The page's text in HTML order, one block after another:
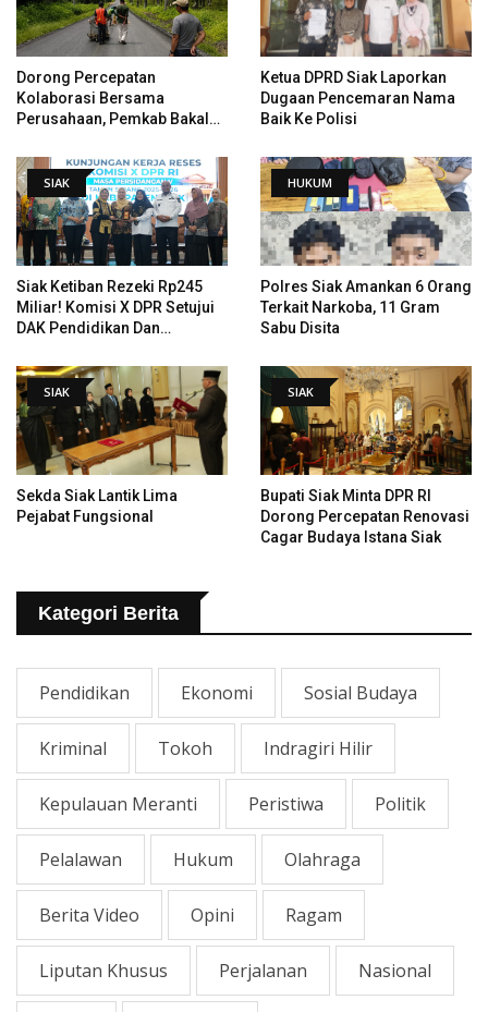
Dorong Percepatan
Kolaborasi Bersama
Perusahaan, Pemkab Bakal
Rawa Yang Rusak
Ketua DPRD Siak Laporkan
Dugaan Pencemaran Nama
Baik Ke Polisi
SIAK
Siak Ketiban Rezeki Rp245
Miliar! Komisi X DPR Setujui
DAK Pendidikan Dan
HUKUM
Polres Siak Amankan 6 Orang
Terkait Narkoba, 11 Gram
Sabu Disita
SIAK
Sekda Siak Lantik Lima
Pejabat Fungsional
SIAK
Bupati Siak Minta DPR RI
Dorong Percepatan Renovasi
Cagar Budaya Istana Siak
Kategori Berita
Pendidikan Ekonomi Sosial Budaya
Kriminal Tokoh Indragiri Hilir
Kepulauan Meranti Peristiwa Politik
Pelalawan Hukum Olahraga
Berita Video Opini Ragam
Liputan Khusus Perjalanan Nasional